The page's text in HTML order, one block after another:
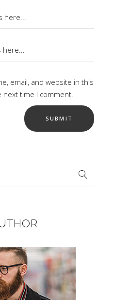
email, and website in this
time I comment.